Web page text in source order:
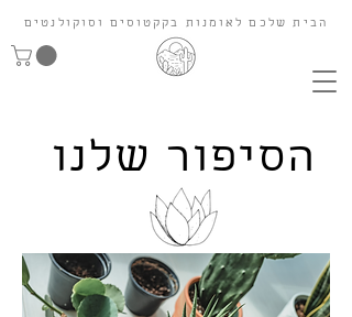
הבית שלכם לאומנות בקקטוסים וסוקולנטים
הסיפור שלנו